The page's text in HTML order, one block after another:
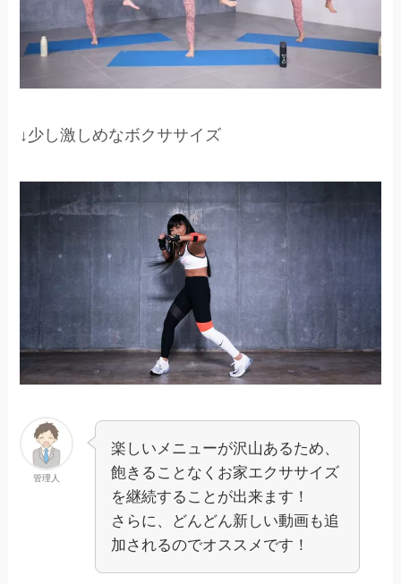
↓少し激しめなボクササイズ
管理人
楽しいメニューが沢山あるため、
飽きることなくお家エクササイズ
を継続することが出来ます！
さらに、どんどん新しい動画も追
加されるのでオススメです！